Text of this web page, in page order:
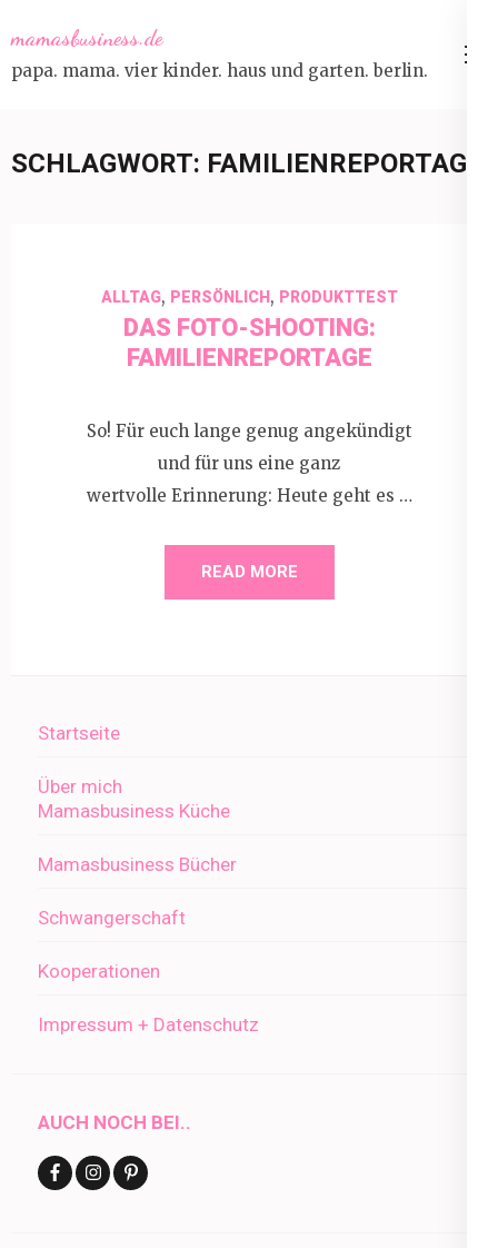
to
content
mamasbusiness.de
papa. mama. vier kinder. haus und garten. berlin.
SCHLAGWORT: FAMILIENREPORTAGE
ALLTAG, PERSÖNLICH, PRODUKTTEST
DAS FOTO-SHOOTING:
FAMILIENREPORTAGE
So! Für euch lange genug angekündigt
und für uns eine ganz
wertvolle Erinnerung: Heute geht es …
READ MORE
Startseite
Über mich
Mamasbusiness Küche
Mamasbusiness Bücher
Schwangerschaft
Kooperationen
Impressum + Datenschutz
AUCH NOCH BEI..